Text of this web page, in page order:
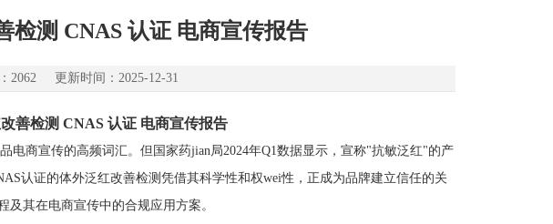
检测 CNAS 认证 电商宣传报告
2062 更新时间：2025-12-31
善检测 CNAS 认证 电商宣传报告
电商宣传的高频词汇。但国家药jian局2024年Q1数据显示，宣称"抗敏泛红"的产
认证的体外泛红改善检测凭借其科学性和权wei性，正成为品牌建立信任的关
其在电商宣传中的合规应用方案。